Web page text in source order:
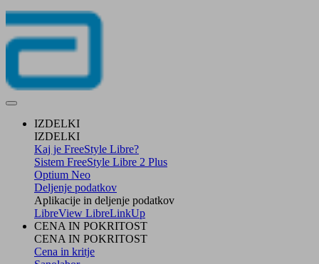
IZDELKI
IZDELKI
Kaj je FreeStyle Libre?
Sistem FreeStyle Libre 2 Plus
Optium Neo
Deljenje podatkov
Aplikacije in deljenje podatkov
LibreView LibreLinkUp
CENA IN POKRITOST
CENA IN POKRITOST
Cena in kritje